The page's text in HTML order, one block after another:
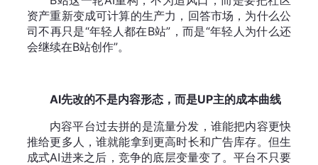
资产重新变成可计算的生产力，回答市场，为什么公
司不再只是“年轻人都在B站”，而是“年轻人为什么还
会继续在B站创作”。
AI先改的不是内容形态，而是UP主的成本曲线
内容平台过去拼的是流量分发，谁能把内容更快
推给更多人，谁就能拿到更高时长和广告库存。但生
成式AI进来之后，竞争的底层变量变了。平台不只要